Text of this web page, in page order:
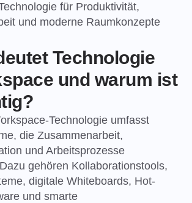
für Produktivität,
und moderne Raumkonzepte
Technologie
und warum ist
Technologie umfasst
die Zusammenarbeit,
und Arbeitsprozesse
gehören Kollaborationstools,
digitale Whiteboards, Hot-
und smarte